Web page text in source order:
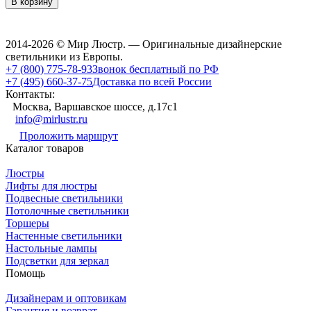
2014-2026 © Мир Люстр. — Оригинальные дизайнерские
светильники из Европы.
+7 (800) 775-78-93Звонок бесплатный по РФ
+7 (495) 660-37-75Доставка по всей России
Контакты:
Москва, Варшавское шоссе, д.17c1
info@mirlustr.ru
Проложить маршрут
Каталог товаров
Люстры
Лифты для люстры
Подвесные светильники
Потолочные светильники
Торшеры
Настенные светильники
Настольные лампы
Подсветки для зеркал
Помощь
Дизайнерам и оптовикам